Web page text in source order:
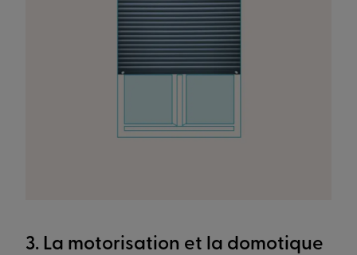
3. La motorisation et la domotique